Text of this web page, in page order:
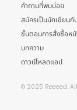
คำถามที่พบบ่อย
สมัครเป็นนักเขียน
ขั้นตอนการสั่งซื้อห
บทความ
ดาวน์โหลดแอป
© 2025 Reeeed.